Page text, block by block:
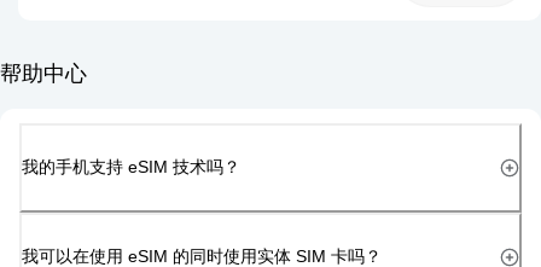
帮助中心
我的手机支持 eSIM 技术吗？
我可以在使用 eSIM 的同时使用实体 SIM 卡吗？